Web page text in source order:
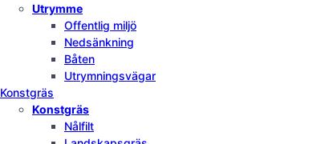
Utrymme
Offentlig miljö
Nedsänkning
Båten
Utrymningsvägar
Konstgräs
Konstgräs
Nålfilt